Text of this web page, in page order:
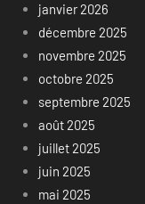
janvier 2026
décembre 2025
novembre 2025
octobre 2025
septembre 2025
août 2025
juillet 2025
juin 2025
mai 2025